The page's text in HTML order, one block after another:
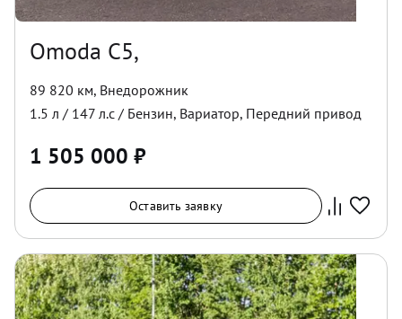
Omoda C5,
89 820 км, Внедорожник
1.5 л / 147 л.с / Бензин, Вариатор, Передний привод
1 505 000 ₽
Оставить заявку